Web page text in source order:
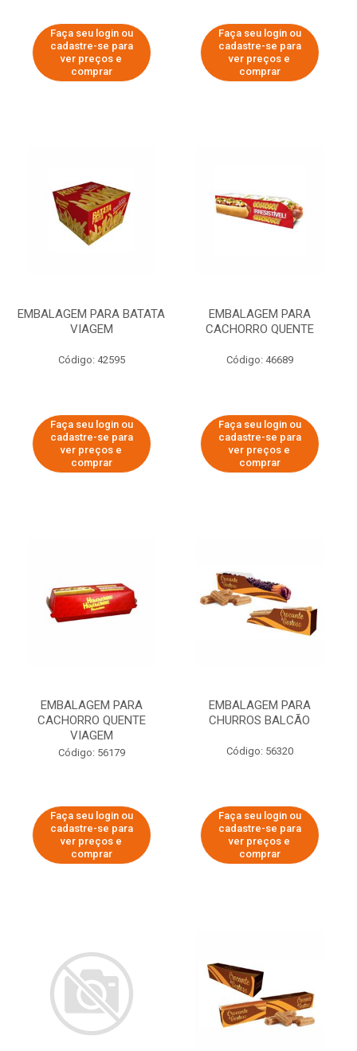
Faça seu login ou
cadastre-se para
ver preços e
comprar
Faça seu login ou
cadastre-se para
ver preços e
comprar
EMBALAGEM PARA BATATA
VIAGEM
Código: 42595
Faça seu login ou
cadastre-se para
ver preços e
comprar
EMBALAGEM PARA
CACHORRO QUENTE
Código: 46689
Faça seu login ou
cadastre-se para
ver preços e
comprar
EMBALAGEM PARA
CACHORRO QUENTE
VIAGEM
Código: 56179
Faça seu login ou
cadastre-se para
ver preços e
comprar
EMBALAGEM PARA
CHURROS BALCÃO
Código: 56320
Faça seu login ou
cadastre-se para
ver preços e
comprar